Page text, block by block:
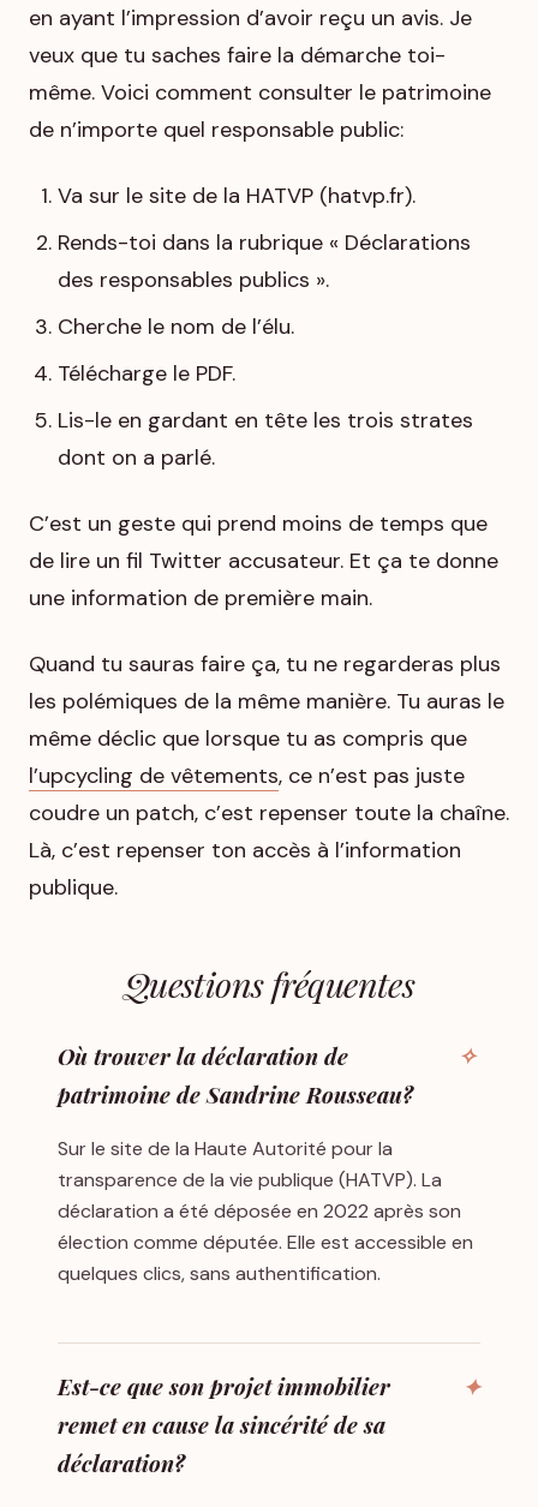
en ayant l’impression d’avoir reçu un avis. Je
veux que tu saches faire la démarche toi-
même. Voici comment consulter le patrimoine
de n’importe quel responsable public:
Va sur le site de la HATVP (hatvp.fr).
Rends-toi dans la rubrique « Déclarations
des responsables publics ».
Cherche le nom de l’élu.
Télécharge le PDF.
Lis-le en gardant en tête les trois strates
dont on a parlé.
C’est un geste qui prend moins de temps que
de lire un fil Twitter accusateur. Et ça te donne
une information de première main.
Quand tu sauras faire ça, tu ne regarderas plus
les polémiques de la même manière. Tu auras le
même déclic que lorsque tu as compris que
l’upcycling de vêtements, ce n’est pas juste
coudre un patch, c’est repenser toute la chaîne.
Là, c’est repenser ton accès à l’information
publique.
Questions fréquentes
Où trouver la déclaration de
patrimoine de Sandrine Rousseau?
Sur le site de la Haute Autorité pour la
transparence de la vie publique (HATVP). La
déclaration a été déposée en 2022 après son
élection comme députée. Elle est accessible en
quelques clics, sans authentification.
Est-ce que son projet immobilier
remet en cause la sincérité de sa
déclaration?